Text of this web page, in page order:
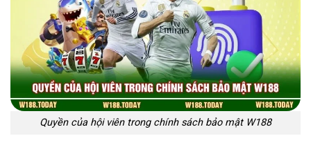
Quyền của hội viên trong chính sách bảo mật W188